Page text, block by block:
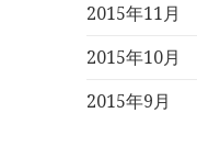
2015年11月
2015年10月
2015年9月